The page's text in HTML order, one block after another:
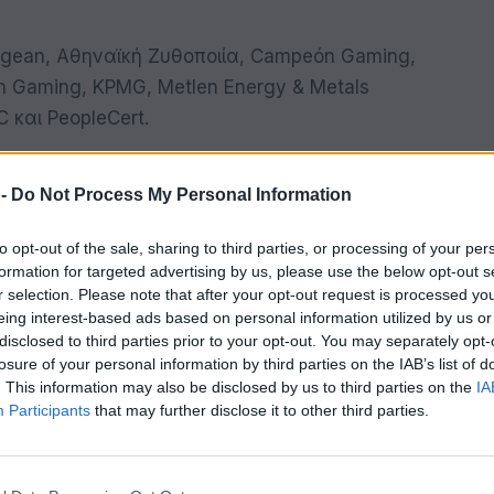
Do Not Process My Personal Information
opt-out of the sale, sharing to third parties, or processing of your
for targeted advertising by us, please use the below opt-out
selection. Please note that after your opt-out request is processed
interest-based ads based on personal information utilized by us
to third parties prior to your opt-out. You may separately
of your personal information by third parties on the IAB’s list of
This information may also be disclosed by us to third parties on the
Participants that may further disclose it to other third parties.
Αθηναϊκή Ζυθοποιία, Campeón Gaming,
Gaming, KPMG, Metlen Energy & Metals
και PeopleCert.
και να παρακολουθήσουν
με την εγγραφή τους στο:
ευκαιρίαενημέρωσηςκαι δικτύωσης
και την κουλτούρα της.